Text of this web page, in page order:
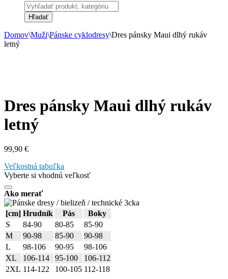
Products
search
Hľadať
Domov\Muži\Pánske cyklodresy\Dres pánsky Maui dlhý rukáv
letný
Dres pánsky Maui dlhý rukáv
letný
99,90 €
Veľkostná tabuľka
Vyberte si vhodnú veľkosť
Ako merať
[cm] Hrudník Pás
Boky
S
84-90 80-85
85-90
M
90-98 85-90
90-98
L
98-106 90-95
98-106
XL
106-114 95-100
106-112
2XL 114-122 100-105 112-118